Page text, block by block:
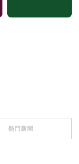
熱門新聞